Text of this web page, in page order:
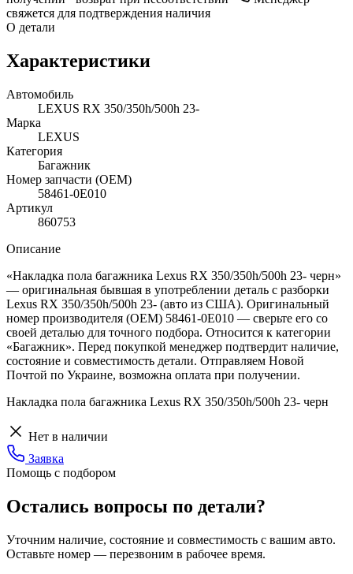
свяжется для подтверждения наличия
О детали
Характеристики
Автомобиль
LEXUS RX 350/350h/500h 23-
Марка
LEXUS
Категория
Багажник
Номер запчасти (OEM)
58461-0E010
Артикул
860753
Описание
«Накладка пола багажника Lexus RX 350/350h/500h 23- черн»
— оригинальная бывшая в употреблении деталь с разборки
Lexus RX 350/350h/500h 23- (авто из США). Оригинальный
номер производителя (OEM) 58461-0E010 — сверьте его со
своей деталью для точного подбора. Относится к категории
«Багажник». Перед покупкой менеджер подтвердит наличие,
состояние и совместимость детали. Отправляем Новой
Почтой по Украине, возможна оплата при получении.
Накладка пола багажника Lexus RX 350/350h/500h 23- черн
Нет в наличии
Заявка
Помощь с подбором
Остались вопросы по детали?
Уточним наличие, состояние и совместимость с вашим авто.
Оставьте номер — перезвоним в рабочее время.